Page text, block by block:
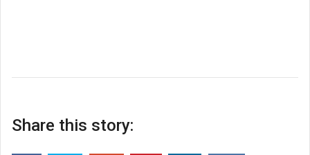
Share this story: